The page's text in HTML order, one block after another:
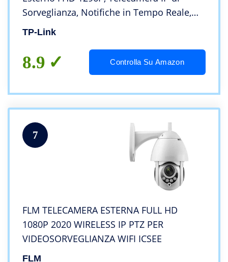
Sorveglianza, Notifiche in Tempo Reale,
Visione Notturna fino 30m, Impermeabile
TP-Link
8.9 Controlla Su Amazon
7
FLM TELECAMERA ESTERNA FULL HD
1080P 2020 WIRELESS IP PTZ PER
VIDEOSORVEGLIANZA WIFI ICSEE
FLM